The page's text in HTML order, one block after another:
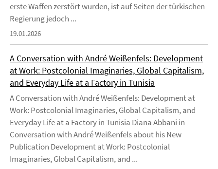
erste Waffen zerstört wurden, ist auf Seiten der türkischen
Regierung jedoch ...
19.01.2026
A Conversation with André Weißenfels: Development
at Work: Postcolonial Imaginaries, Global Capitalism,
and Everyday Life at a Factory in Tunisia
A Conversation with André Weißenfels: Development at
Work: Postcolonial Imaginaries, Global Capitalism, and
Everyday Life at a Factory in Tunisia Diana Abbani in
Conversation with André Weißenfels about his New
Publication Development at Work: Postcolonial
Imaginaries, Global Capitalism, and ...